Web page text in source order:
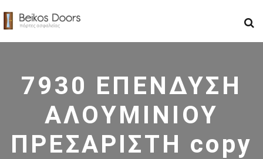
7930 ΕΠΕΝΔΥΣΗ
ΑΛΟΥΜΙΝΙΟΥ
ΠΡΕΣΑΡΙΣΤΗ copy